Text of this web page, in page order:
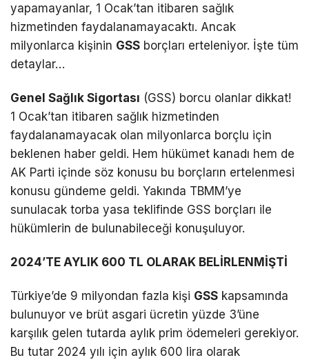
yapamayanlar, 1 Ocak’tan itibaren sağlık
hizmetinden faydalanamayacaktı. Ancak
milyonlarca kişinin GSS borçları erteleniyor. İşte tüm
detaylar…
Genel Sağlık Sigortası (GSS) borcu olanlar dikkat!
1 Ocak’tan itibaren sağlık hizmetinden
faydalanamayacak olan milyonlarca borçlu için
beklenen haber geldi. Hem hükümet kanadı hem de
AK Parti içinde söz konusu bu borçların ertelenmesi
konusu gündeme geldi. Yakında TBMM’ye
sunulacak torba yasa teklifinde GSS borçları ile
hükümlerin de bulunabileceği konuşuluyor.
2024’TE AYLIK 600 TL OLARAK BELİRLENMİŞTİ
Türkiye’de 9 milyondan fazla kişi GSS kapsamında
bulunuyor ve brüt asgari ücretin yüzde 3’üne
karşılık gelen tutarda aylık prim ödemeleri gerekiyor.
Bu tutar 2024 yılı için aylık 600 lira olarak